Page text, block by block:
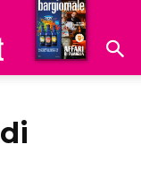
Hoteldomani